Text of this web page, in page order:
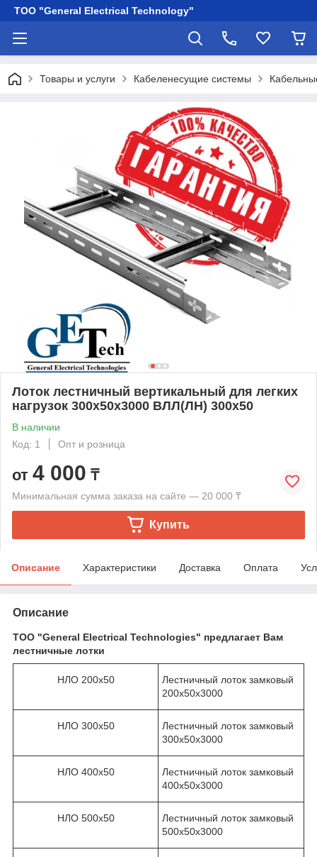
ТОО "General Electrical Technology"
Товары и услуги Кабеленесущие системы
Лоток лестничный вертикальный для легких
нагрузок 300х50х3000 ВЛЛ(ЛН) 300х50
В наличии
Код: 1
Опт и розница
от 4 000 ₸
Минимальная сумма заказа на сайте — 20 000 ₸
Купить
Описание Характеристики Доставка Оплата
Описание
ТОО "General Electrical Technologies" предлагает Вам
лестничные лотки
НЛО 200х50
Лестничный лоток замковый
200х50х3000
НЛО 300х50
Лестничный лоток замковый
300х50х3000
НЛО 400х50
Лестничный лоток замковый
400х50х3000
НЛО 500х50
Лестничный лоток замковый
500х50х3000